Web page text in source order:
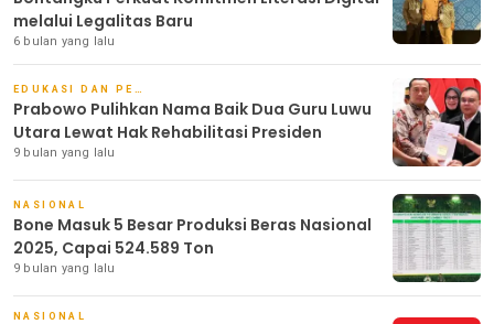
melalui Legalitas Baru
6 bulan yang lalu
EDUKASI DAN PENDIDIKAN
Prabowo Pulihkan Nama Baik Dua Guru Luwu
Utara Lewat Hak Rehabilitasi Presiden
9 bulan yang lalu
NASIONAL
Bone Masuk 5 Besar Produksi Beras Nasional
2025, Capai 524.589 Ton
9 bulan yang lalu
NASIONAL